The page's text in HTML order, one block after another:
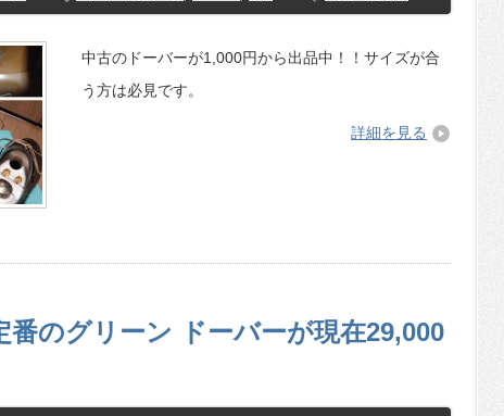
中古のドーバーが1,000円から出品中！！サイズが合
う方は必見です。
詳細を見る
番のグリーン ドーバーが現在29,000